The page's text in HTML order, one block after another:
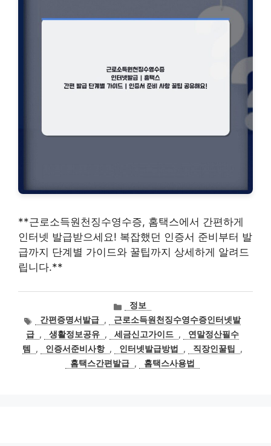
**근로소득원천징수영수증, 홈택스에서 간편하게
인터넷 발급받으세요! 복잡했던 인증서 준비부터 발
급까지 단계별 가이드와 꿀팁까지 상세하게 알려드
립니다.**
카
테
고
리
정보
태간편증명서발급 ,
근로소득원천징수영수증인터넷발
급 , 생활정보공유 , 세금신고가이드 ,
연말정산필수
템
, 인증서준비사항 , 인터넷발급방법 , 직장인꿀팁
,
홈택스간편발급 , 홈택스사용법